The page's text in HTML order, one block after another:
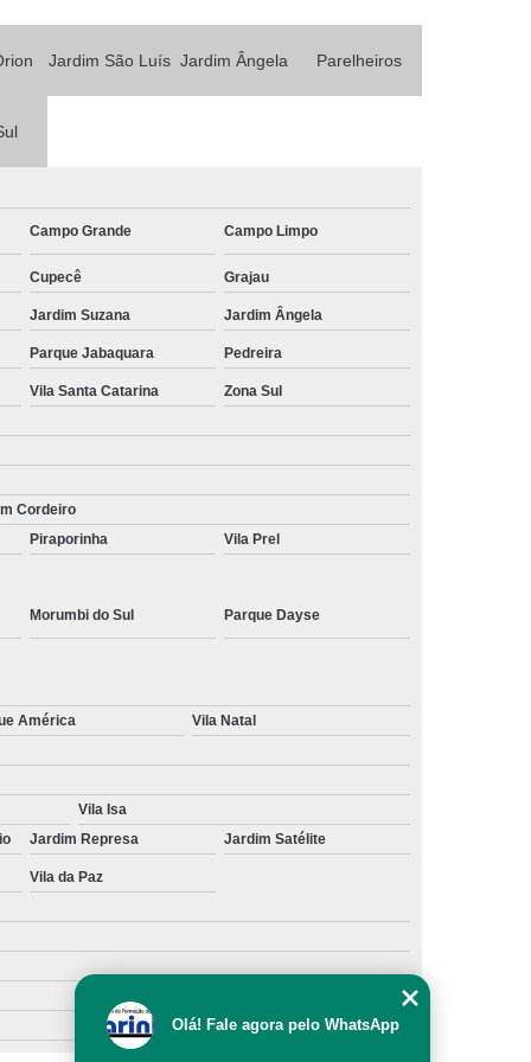
Jardim São Luís Jardim Ângela Parelheiros
Campo Grande Campo Limpo
Cupecê Grajau
Jardim Suzana Jardim Ângela
Parque Jabaquara Pedreira
Vila Santa Catarina
Zona Sul
Cordeiro
Piraporinha Vila Prel
Morumbi do Sul Parque Dayse
América
Vila Natal
Vila Isa
Jardim Represa Jardim Satélite
Vila da Paz
Olá! Fale agora pelo WhatsApp